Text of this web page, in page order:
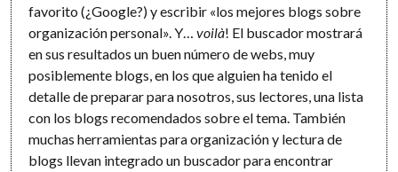
favorito (¿Google?) y escribir «los mejores blogs sobre
organización personal». Y…voilà! El buscador mostrará
en sus resultados un buen número de webs, muy
posiblemente blogs, en los que alguien ha tenido el
detalle de preparar para nosotros, sus lectores, una lista
con los blogs recomendados sobre el tema. También
muchas herramientas para organización y lectura de
blogs llevan integrado un buscador para encontrar